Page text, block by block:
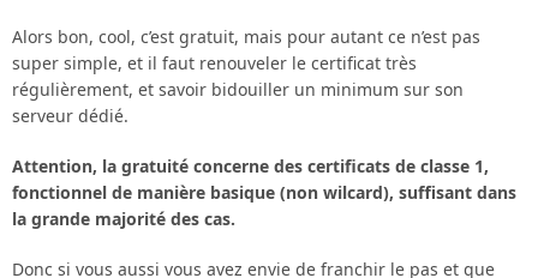
Alors bon, cool, c’est gratuit, mais pour autant ce n’est pas
super simple, et il faut renouveler le certificat très
régulièrement, et savoir bidouiller un minimum sur son
serveur dédié.
Attention, la gratuité concerne des certificats de classe 1,
fonctionnel de manière basique (non wilcard), suffisant dans
la grande majorité des cas.
Donc si vous aussi vous avez envie de franchir le pas et que